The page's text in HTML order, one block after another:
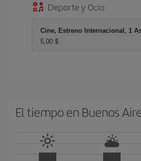
Deporte y Ocio
Cine, Estreno Internacional, 1
5,00 $
El tiempo en Buenos